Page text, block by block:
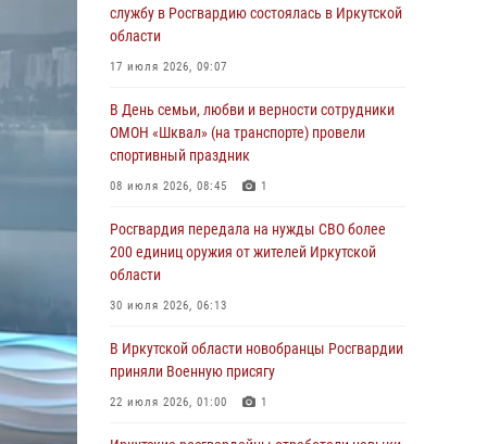
донорской акции «От сердца к сердцу»
(видео)
31 июля 2026, 04:37
Сотрудники Росгвардии нашли и вернули
родственникам пропавшую пожилую
женщину в Иркутске
30 июля 2026, 07:37
Росгвардия передала на нужды СВО более
200 единиц оружия от жителей Иркутской
области
30 июля 2026, 06:13
При силовой поддержке СОБР Росгвардии в
Иркутской области провели рейды по
соблюдению миграционного
службу в Росгвардию состоялась в Иркутской
области
17 июля 2026, 09:07
В День семьи, любви и верности сотрудники
ОМОН «Шквал» (на транспорте) провели
спортивный праздник
08 июля 2026, 08:45 1
Росгвардия передала на нужды СВО более
200 единиц оружия от жителей Иркутской
области
30 июля 2026, 06:13
В Иркутской области новобранцы Росгвардии
приняли Военную присягу
22 июля 2026, 01:00 1